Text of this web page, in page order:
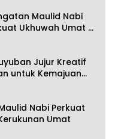
Maulid Nabi
Ukhuwah Umat di
Jujur Kreatif
untuk Kemajuan
Nabi Perkuat
Umat